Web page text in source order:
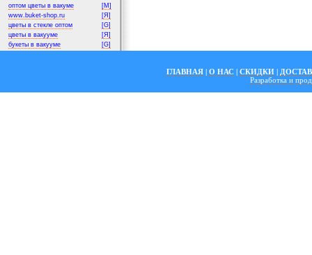
оптом цветы в вакуме
[M]
www.buket-shop.ru
[Я]
цветы в стекле оптом
[G]
цветы в вакууме
[Я]
букеты в вакууме
[G]
ГЛАВНАЯ | О НАС | СКИДКИ |
Разработка и